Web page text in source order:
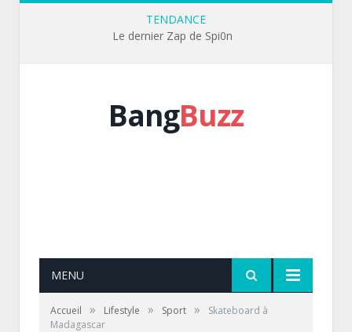
TENDANCE
Le dernier Zap de Spi0n
BangBuzz
MENU
Accueil » Lifestyle » Sport »
Skateboard à
Madagascar